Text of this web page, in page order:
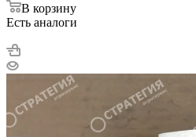
В корзину
Есть аналоги